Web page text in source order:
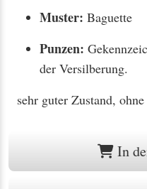
Muster: Baguette
Punzen:
der Versilberung.
sehr guter Zustand,
In